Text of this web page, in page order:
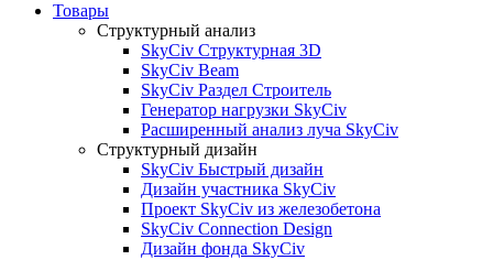
Товары
Структурный анализ
SkyCiv Структурная 3D
SkyCiv Beam
SkyCiv Раздел Строитель
Генератор нагрузки SkyCiv
Расширенный анализ луча SkyCiv
Структурный дизайн
SkyCiv Быстрый дизайн
Дизайн участника SkyCiv
Проект SkyCiv из железобетона
SkyCiv Connection Design
Дизайн фонда SkyCiv